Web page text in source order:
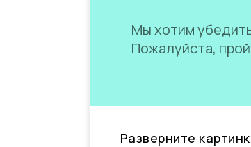
Мы хотим
Пожалуйста,
Разверните